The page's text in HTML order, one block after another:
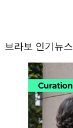
브라보 인기뉴스